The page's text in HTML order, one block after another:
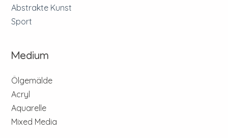
Abstrakte Kunst
Sport
Medium
Ölgemälde
Acryl
Aquarelle
Mixed Media